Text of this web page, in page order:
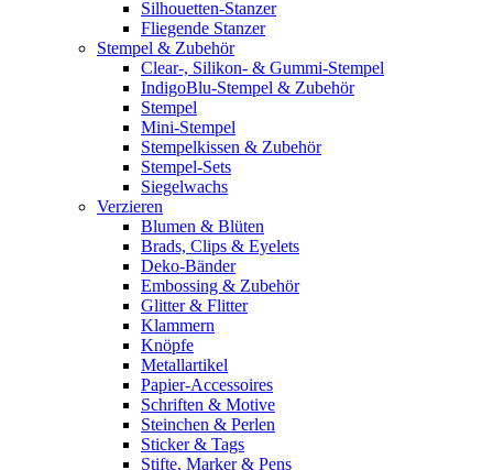
Silhouetten-Stanzer
Fliegende Stanzer
Stempel & Zubehör
Clear-, Silikon- & Gummi-Stempel
IndigoBlu-Stempel & Zubehör
Stempel
Mini-Stempel
Stempelkissen & Zubehör
Stempel-Sets
Siegelwachs
Verzieren
Blumen & Blüten
Brads, Clips & Eyelets
Deko-Bänder
Embossing & Zubehör
Glitter & Flitter
Klammern
Knöpfe
Metallartikel
Papier-Accessoires
Schriften & Motive
Steinchen & Perlen
Sticker & Tags
Stifte, Marker & Pens